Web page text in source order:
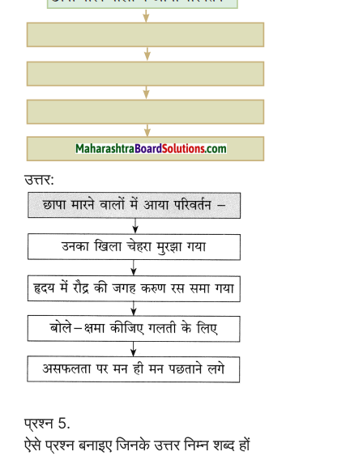
उत्तर:
प्रश्न 5.
ऐसे प्रश्न बनाइए जिनके उत्तर निम्न शब्द हों